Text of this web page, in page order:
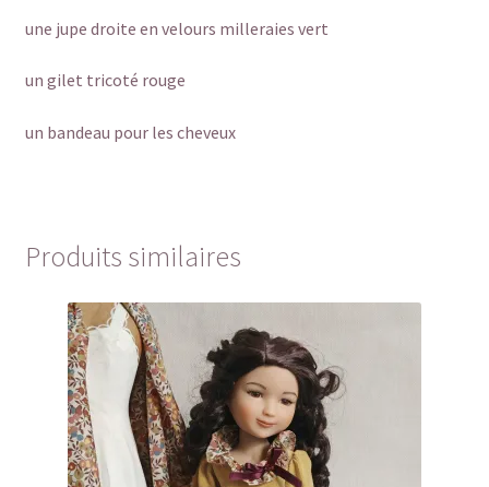
une jupe droite en velours milleraies vert
un gilet tricoté rouge
un bandeau pour les cheveux
Produits similaires